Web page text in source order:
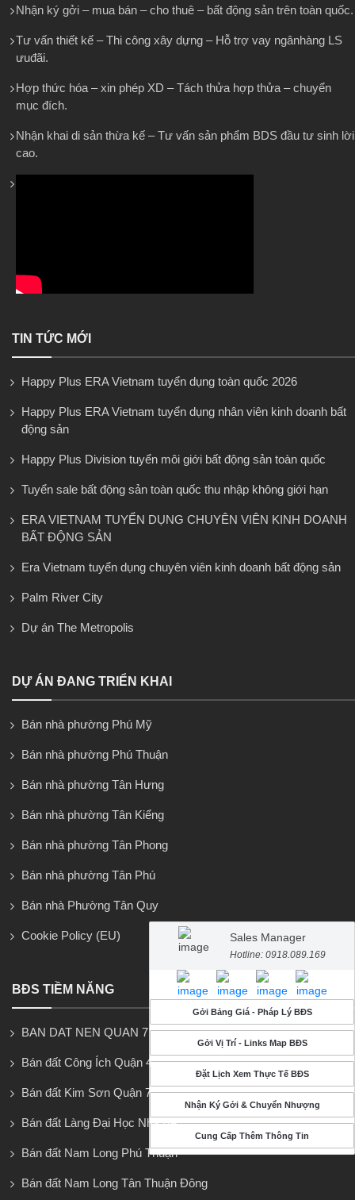
Sales Manager
Hotline: 0918.089.169
Gởi Bảng Giá - Pháp Lý BĐS
Gởi Vị Trí - Links Map BĐS
Đặt Lịch Xem Thực Tế BĐS
Nhận Ký Gởi & Chuyển Nhượng
Cung Cấp Thêm Thông Tin
Nhận ký gởi – mua bán – cho thuê – bất động sản trên toàn quốc.
Tư vấn thiết kế – Thi công xây dựng – Hỗ trợ vay ngânhàng LS
ưuđãi.
Hợp thức hóa – xin phép XD – Tách thửa hợp thửa – chuyển
mục đích.
Nhận khai di sản thừa kế – Tư vấn sản phẩm BDS đầu tư sinh lời
cao.
TIN TỨC MỚI
Happy Plus ERA Vietnam tuyển dụng toàn quốc 2026
Happy Plus ERA Vietnam tuyển dụng nhân viên kinh doanh bất
động sản
Happy Plus Division tuyển môi giới bất động sản toàn quốc
Tuyển sale bất động sản toàn quốc thu nhập không giới hạn
ERA VIETNAM TUYỂN DỤNG CHUYÊN VIÊN KINH DOANH
BẤT ĐỘNG SẢN
Era Vietnam tuyển dụng chuyên viên kinh doanh bất động sản
Palm River City
Dự án The Metropolis
DỰ ÁN ĐANG TRIỂN KHAI
Bán nhà phường Phú Mỹ
Bán nhà phường Phú Thuận
Bán nhà phường Tân Hưng
Bán nhà phường Tân Kiểng
Bán nhà phường Tân Phong
Bán nhà phường Tân Phú
Bán nhà Phường Tân Quy
Cookie Policy (EU)
BĐS TIỀM NĂNG
BAN DAT NEN QUAN 7
Bán đất Công Ích Quận 4
Bán đất Kim Sơn Quận 7
Bán đất Làng Đại Học Nhà Bè
Bán đất Nam Long Phú Thuận
Bán đất Nam Long Tân Thuận Đông